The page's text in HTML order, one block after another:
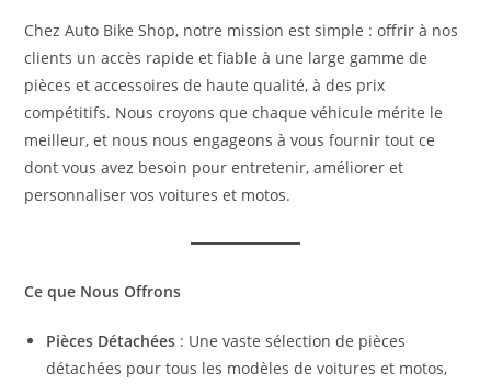
Chez Auto Bike Shop, notre mission est simple : offrir à nos
clients un accès rapide et fiable à une large gamme de
pièces et accessoires de haute qualité, à des prix
compétitifs. Nous croyons que chaque véhicule mérite le
meilleur, et nous nous engageons à vous fournir tout ce
dont vous avez besoin pour entretenir, améliorer et
personnaliser vos voitures et motos.
Ce que Nous Offrons
Pièces Détachées : Une vaste sélection de pièces
détachées pour tous les modèles de voitures et motos,